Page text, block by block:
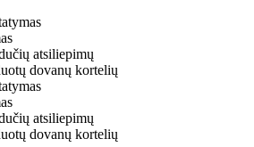
atsiliepimų
dovanų kortelių
atsiliepimų
dovanų kortelių